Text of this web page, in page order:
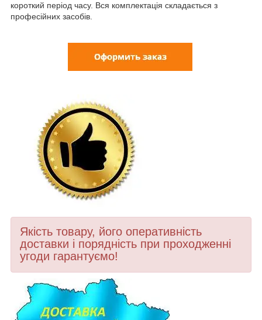
короткий період часу. Вся комплектація складається з
професійних засобів.
Якість товару, його оперативність
доставки і порядність при проходженні
угоди гарантуємо!